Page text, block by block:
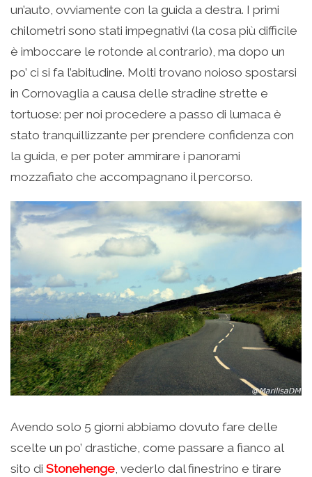
un’auto, ovviamente con la guida a destra. I primi
chilometri sono stati impegnativi (la cosa più difficile
è imboccare le rotonde al contrario), ma dopo un
po’ ci si fa l’abitudine. Molti trovano noioso spostarsi
in Cornovaglia a causa delle stradine strette e
tortuose: per noi procedere a passo di lumaca è
stato tranquillizzante per prendere confidenza con
la guida, e per poter ammirare i panorami
mozzafiato che accompagnano il percorso.
Avendo solo 5 giorni abbiamo dovuto fare delle
scelte un po’ drastiche, come passare a fianco al
sito di Stonehenge, vederlo dal finestrino e tirare